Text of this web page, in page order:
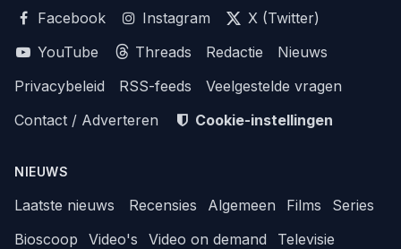
Facebook
Instagram
X (Twitter)
YouTube
Threads Redactie
Nieuws
Privacybeleid
RSS-feeds
Veelgestelde vragen
Contact / Adverteren
Cookie-instellingen
NIEUWS
Laatste nieuws Recensies Algemeen Films
Series
Bioscoop
Video's Video on demand
Televisie